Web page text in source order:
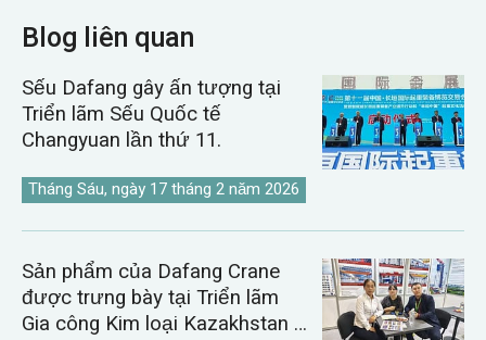
Blog liên quan
Sếu Dafang gây ấn tượng tại
Triển lãm Sếu Quốc tế
Changyuan lần thứ 11.
Tháng Sáu, ngày 17 tháng 2 năm 2026
Sản phẩm của Dafang Crane
được trưng bày tại Triển lãm
Gia công Kim loại Kazakhstan &